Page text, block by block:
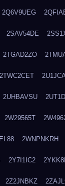
2Q6V9UEG
2SAV54DE
2TGAD2ZO
2TWC2CET
2UHBAVSU
2W29565T
2WNPNKRH
2Y7I1IC2
2Z2JNBKZ